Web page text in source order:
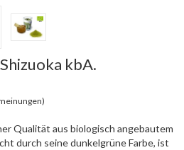
kbA.
Qualität aus biologisch angebautem
durch seine dunkelgrüne Farbe, ist